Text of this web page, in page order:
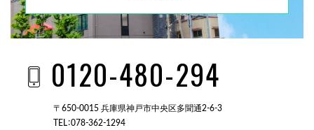
0120-480-294
〒650-0015 兵庫県神戸市中央区多聞通2-6-3
TEL：078-362-1294